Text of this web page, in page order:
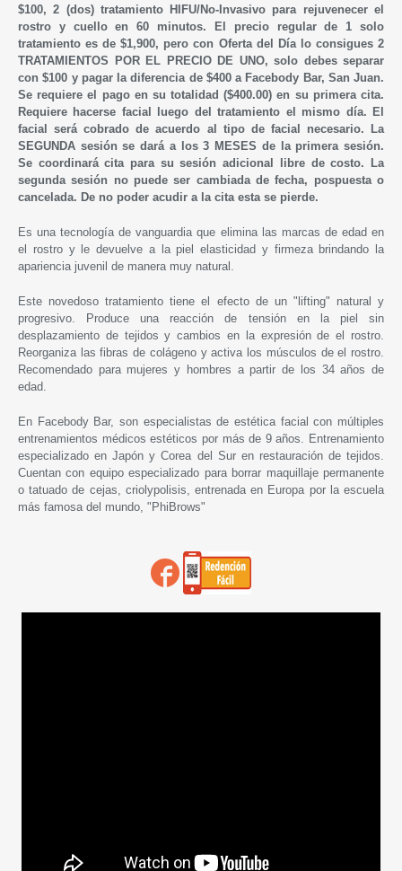
$100, 2 (dos) tratamiento HIFU/No-Invasivo para rejuvenecer el
rostro y cuello en 60 minutos. El precio regular de 1 solo
tratamiento es de $1,900, pero con Oferta del Día lo consigues 2
TRATAMIENTOS POR EL PRECIO DE UNO, solo debes separar
con $100 y pagar la diferencia de $400 a Facebody Bar, San Juan.
Se requiere el pago en su totalidad ($400.00) en su primera cita.
Requiere hacerse facial luego del tratamiento el mismo día. El
facial será cobrado de acuerdo al tipo de facial necesario. La
SEGUNDA sesión se dará a los 3 MESES de la primera sesión.
Se coordinará cita para su sesión adicional libre de costo. La
segunda sesión no puede ser cambiada de fecha, pospuesta o
cancelada. De no poder acudir a la cita esta se pierde.
Es una tecnología de vanguardia que elimina las marcas de edad en
el rostro y le devuelve a la piel elasticidad y firmeza brindando la
apariencia juvenil de manera muy natural.
Este novedoso tratamiento tiene el efecto de un "lifting" natural y
progresivo. Produce una reacción de tensión en la piel sin
desplazamiento de tejidos y cambios en la expresión de el rostro.
Reorganiza las fibras de colágeno y activa los músculos de el rostro.
Recomendado para mujeres y hombres a partir de los 34 años de
edad.
En Facebody Bar, son especialistas de estética facial con múltiples
entrenamientos médicos estéticos por más de 9 años. Entrenamiento
especializado en Japón y Corea del Sur en restauración de tejidos.
Cuentan con equipo especializado para borrar maquillaje permanente
o tatuado de cejas, criolypolisis, entrenada en Europa por la escuela
más famosa del mundo, "PhiBrows"